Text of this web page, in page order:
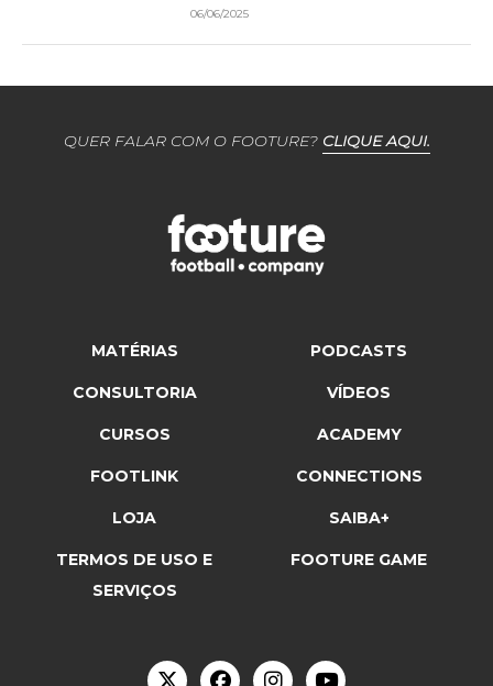
06/06/2025
QUER FALAR COM O FOOTURE? CLIQUE AQUI.
MATÉRIAS PODCASTS
CONSULTORIA VÍDEOS
CURSOS ACADEMY
FOOTLINK CONNECTIONS
LOJA SAIBA+
TERMOS DE USO E
SERVIÇOS
FOOTURE GAME